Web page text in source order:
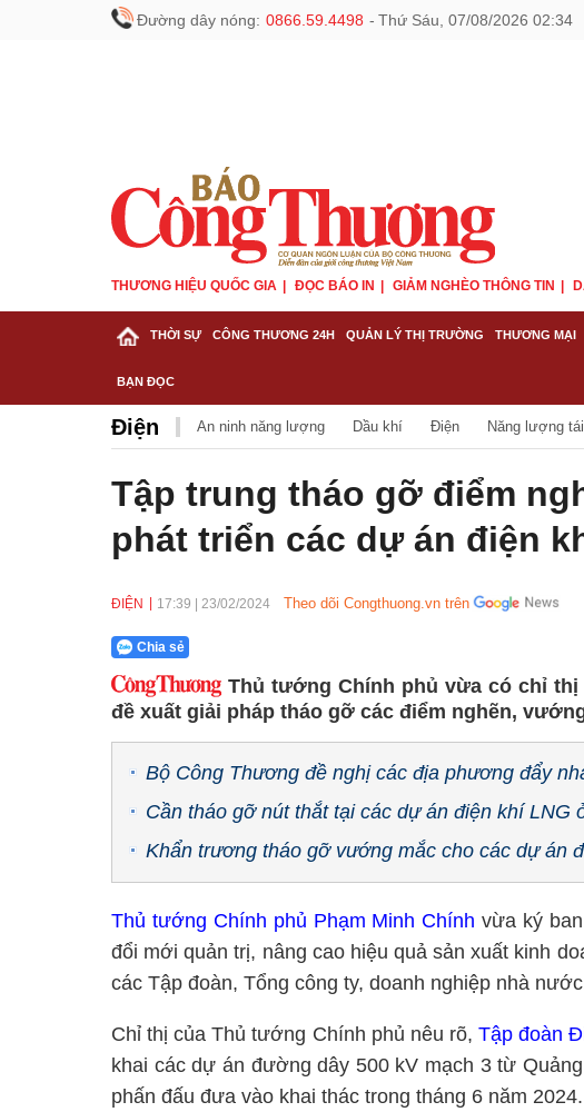
Đường dây nóng: 0866.59.4498 - Thứ Sáu, 07/08/2026 02:34
THƯƠNG HIỆU QUỐC GIA ĐỌC BÁO IN GIẢM NGHÈO THÔNG TIN
THỜI SỰ CÔNG THƯƠNG 24H QUẢN LÝ THỊ TRƯỜNG THƯƠNG MẠI
BẠN ĐỌC
Điện An ninh năng lượng Dầu khí Điện Năng lượng
Tập trung tháo gỡ điểm
phát triển các dự án điện
ĐIỆN 17:39 23/02/2024 Theo dõi Congthuong.vn trên
Chia sẻ
Thủ tướng Chính phủ vừa có chỉ thị
đề xuất giải pháp tháo gỡ các điểm nghẽn,
Bộ Công Thương đề nghị các địa phương đẩy
Cần tháo gỡ nút thắt tại các dự án điện khí LNG
Khẩn trương tháo gỡ vướng mắc cho các dự án
Thủ tướng Chính phủ Phạm Minh Chính vừa ký
đổi mới quản trị, nâng cao hiệu quả sản xuất kinh
các Tập đoàn, Tổng công ty, doanh nghiệp nhà
Chỉ thị của Thủ tướng Chính phủ nêu rõ, Tập đoàn
khai các dự án đường dây 500 kV mạch 3 từ
phấn đấu đưa vào khai thác trong tháng 6 năm 2024.